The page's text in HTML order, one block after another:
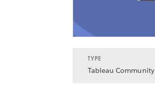
TYPE
Tableau Community